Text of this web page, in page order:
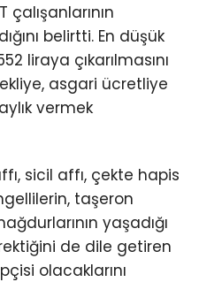
çalışanlarının
belirtti. En düşük
liraya çıkarılmasını
asgari ücretliye
vermek
sicil affı, çekte hapis
taşeron
yaşadığı
de dile getiren
olacaklarını